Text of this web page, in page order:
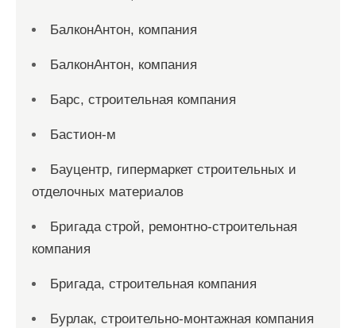
БалконАнтон, компания
БалконАнтон, компания
Барс, строительная компания
Бастион-м
Бауцентр, гипермаркет строительных и
отделочных материалов
Бригада строй, ремонтно-строительная
компания
Бригада, строительная компания
Бурлак, строительно-монтажная компания